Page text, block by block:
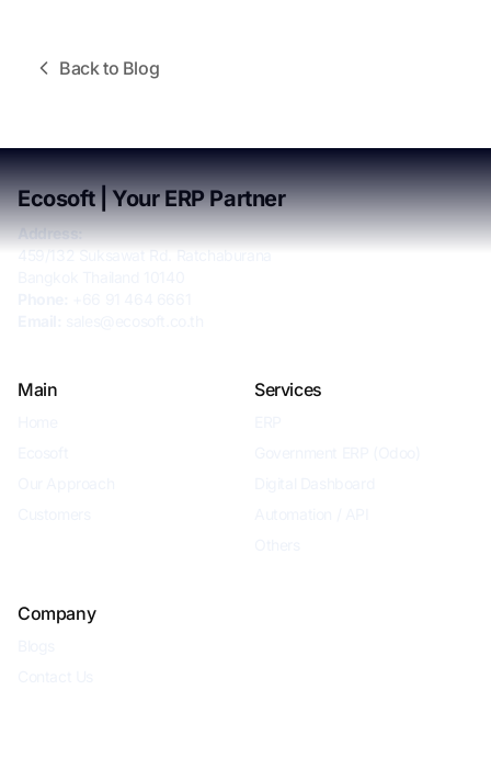
Back to Blog
Ecosoft | Your ERP Partner
Address:
Main Services
Company